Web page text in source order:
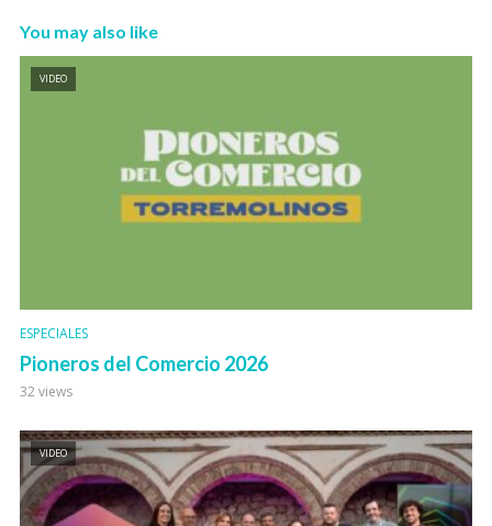
You may also like
VIDEO
ESPECIALES
Pioneros del Comercio 2026
32 views
VIDEO